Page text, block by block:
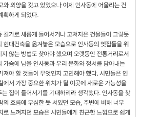
와 외양을 갖고 있었으나 이제 인사동에 어울리는 건
획하게 되었다.
길가로 새롭게 들어서거나 고쳐지은 건물들이 그렇듯
현대건축을 옮겨놓은 모습으로 인사동의 옛집들을 위
지 않는 방법도 찾아야 했으며 오랫동안 전통거리로서
가슴에 남을 인사동과 우리 문화와 정서를 담아내는
져야 할 것들이 무엇인지 고민해야 했다. 시민들은 인
에서 가장 중요한 위치가 될 이곳에 새로운 가능성을
는 집이 들어서기를 기대하리라 생각했다. 인사동을 찾
의 흐름에 무심한 듯 서있던 모습, 주변에 비해 너무
로 느껴지던 모습은 시민들에게 친근한 느낌으로 쉽게